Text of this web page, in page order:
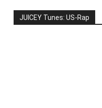
JUICEY Tunes: US-Rap